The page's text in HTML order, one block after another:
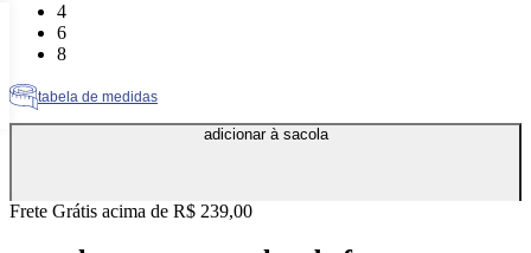
Tamanho: 4
4
Tamanho: 6
6
Tamanho: 8
8
tabela de medidas
adicionar à sacola
Frete Grátis acima de R$ 239,00